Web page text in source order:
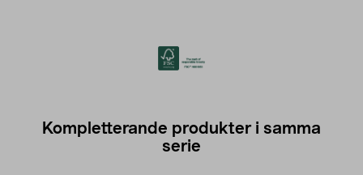
Kompletterande produkter i samma
serie